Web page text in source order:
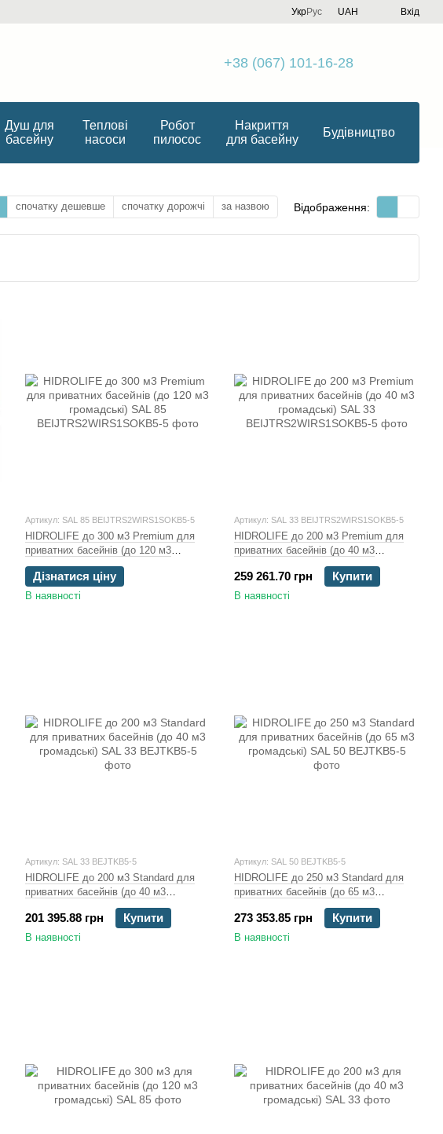
УкрРус UAH Вхід
+38 (067) 101-16-28
Душ для
басейну
Теплові
насоси
Робот
пилосос
Накриття
для басейну
Будівництво
спочатку дешевше спочатку дорожчі за назвою Відображення:
Артикул: SAL 85 BEIJTRS2WIRS1SOKB5-5
HIDROLIFE до 300 м3 Premium для
приватних басейнів (до 120 м3
громадські)
Дізнатися ціну
В наявності
Артикул: SAL 33 BEIJTRS2WIRS1SOKB5-5
HIDROLIFE до 200 м3 Premium для
приватних басейнів (до 40 м3
259 261.70 грн Купити
В наявності
Артикул: SAL 33 BEJTKB5-5
HIDROLIFE до 200 м3 Standard для
приватних басейнів (до 40 м3
201 395.88 грн Купити
В наявності
Артикул: SAL 50 BEJTKB5-5
HIDROLIFE до 250 м3 Standard для
приватних басейнів (до 65 м3
273 353.85 грн Купити
В наявності